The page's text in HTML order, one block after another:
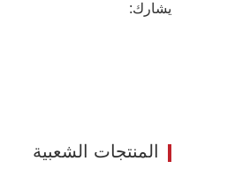
يشارك:
المنتجات الشعبية